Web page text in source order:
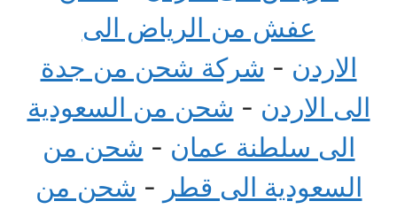
عفش من الرياض الى
الاردن - شركة شحن من جدة
الى الاردن - شحن من السعودية
الى سلطنة عمان - شحن من
السعودية الى قطر - شحن من